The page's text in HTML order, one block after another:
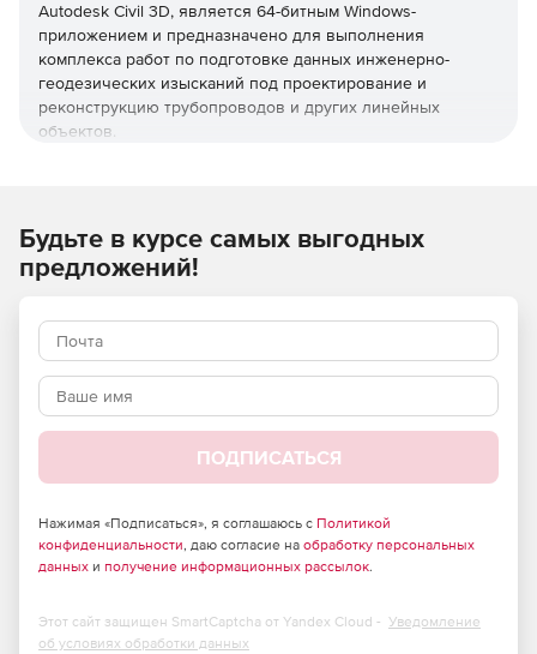
Autodesk Civil 3D, является 64-битным Windows-
приложением и предназначено для выполнения
комплекса работ по подготовке данных инженерно-
геодезических изысканий под проектирование и
реконструкцию трубопроводов и других линейных
объектов.
автоматически создавать трассы проектируемого
трубопровода или другого линейного объекта по
тангенсам или по кривым;
плановых или планово-высотных координат углов
поворота и створных точек;
выполнять построение трасс линий связи (ЛС), линий
параллельных трассе проектируемого трубопровода;
выполнять различные перетрассировки с вводом
автоматически размещать в вершинах трассы
Будьте в курсе самых выгодных
предложений!
ПОДПИСАТЬСЯ
Нажимая «Подписаться», я соглашаюсь с Политикой
конфиденциальности, даю согласие на обработку персональных
данных и получение информационных рассылок.
Этот сайт защищен SmartCaptcha от Yandex Cloud - Уведомление
об условиях обработки данных